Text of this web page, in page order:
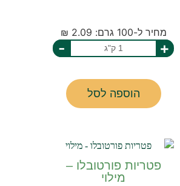
מחיר ל-100 גרם: 2.09 ₪
+
-
הוספה לסל
פטריות פורטובלו –
מילוי